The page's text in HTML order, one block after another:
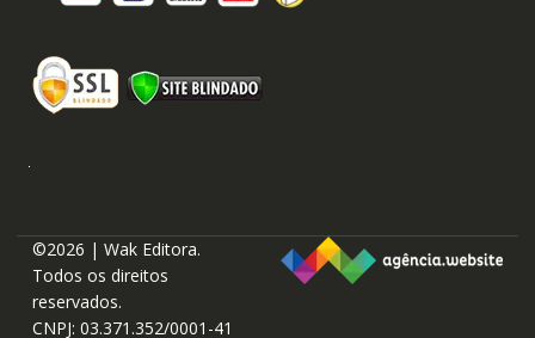
©2026 | Wak Editora.
Todos os direitos
reservados.
CNPJ: 03.371.352/0001-41